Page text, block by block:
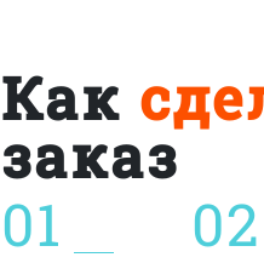
Как
заказ
01
02